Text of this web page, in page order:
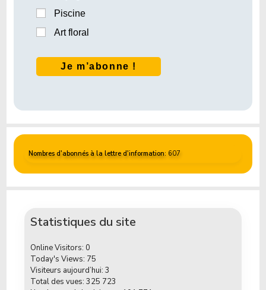
Piscine
Art floral
Nombres d'abonnés à la lettre d'information: 607
Statistiques du site
Online Visitors: 0
Today's Views: 75
Visiteurs aujourd’hui:3
Total des vues:325 723